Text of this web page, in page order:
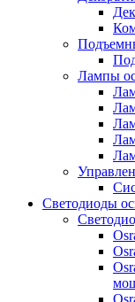
Лампы
Светодиоды